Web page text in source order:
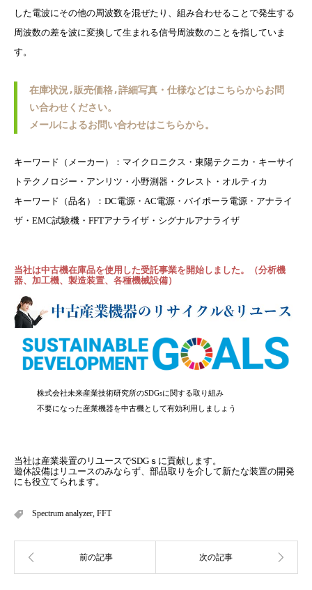
した電波にその他の周波数を混ぜたり、組み合わせることで発生する
周波数の差を波に変換して生まれる信号周波数のことを指していま
す。
在庫状況,販売価格,詳細写真・仕様などはこちらからお問
い合わせください。
メールによるお問い合わせはこちらから。
キーワード（メーカー）：マイクロニクス・東陽テクニカ・キーサイ
トテクノロジー・アンリツ・小野測器・クレスト・オルティカ
キーワード（品名）：DC電源・AC電源・バイポーラ電源・アナライ
ザ・EMC試験機・FFTアナライザ・シグナルアナライザ
当社は中古機在庫品を使用した受託事業を開始しました。（分析機
器、加工機、製造装置、各種機械設備）
株式会社未来産業技術研究所のSDGsに関する取り組み
不要になった産業機器を中古機として有効利用しましょう
当社は産業装置のリユースでSDGｓに貢献します。
遊休設備はリユースのみならず、部品取りを介して新たな装置の開発
にも役立てられます。
Spectrum analyzer, FFT